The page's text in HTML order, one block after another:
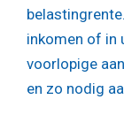
inkomen of in
voorlopige
en zo nodig